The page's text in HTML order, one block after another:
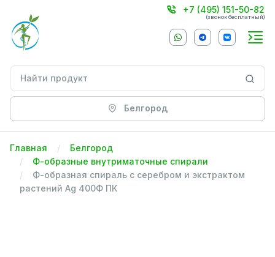
+7 (495) 151-50-82
(звонок бесплатный)
Белгород
Главная
Белгород
Ф-образные внутриматочные спирали
Ф-образная cпираль с серебром и экстрактом
растений Ag 400Ф ПК